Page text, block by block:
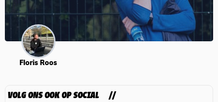
Floris Roos
VOLG ONS OOK OP SOCIAL